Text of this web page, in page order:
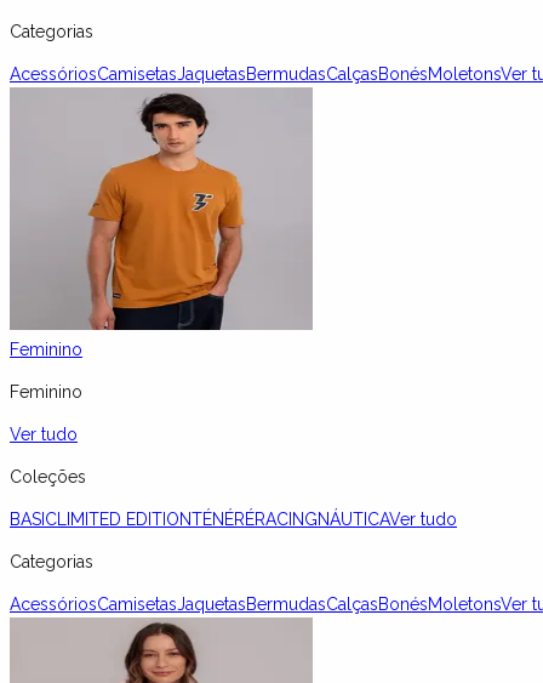
Categorias
AcessóriosCamisetasJaquetasBermudasCalçasBonésMoletonsVer
Feminino
Feminino
Ver tudo
Coleções
BASIC LIMITED EDITIONTÉNÉRÉRACINGNÁUTICAVer tudo
Categorias
AcessóriosCamisetasJaquetasBermudasCalçasBonésMoletonsVer